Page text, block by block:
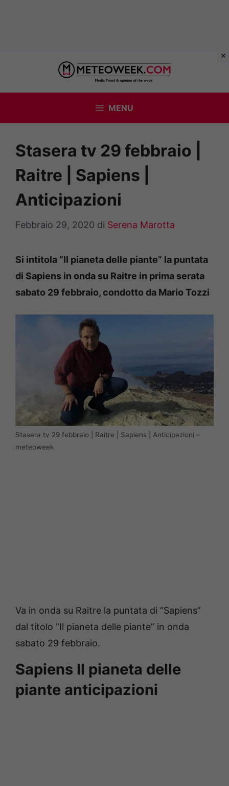
contenuto
MENU
Stasera tv 29 febbraio |
Raitre | Sapiens |
Anticipazioni
Febbraio 29, 2020 di Serena Marotta
Si intitola “Il pianeta delle piante” la puntata
di Sapiens in onda su Raitre in prima serata
sabato 29 febbraio, condotto da Mario Tozzi
Stasera tv 29 febbraio | Raitre | Sapiens | Anticipazioni –
meteoweek
Va in onda su Raitre la puntata di “Sapiens”
dal titolo “Il pianeta delle piante” in onda
sabato 29 febbraio.
Sapiens Il pianeta delle
piante anticipazioni